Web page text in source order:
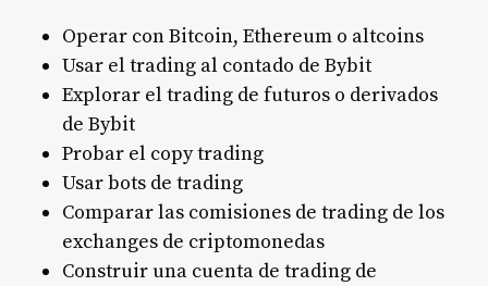
Operar con Bitcoin, Ethereum o altcoins
Usar el trading al contado de Bybit
Explorar el trading de futuros o derivados
de Bybit
Probar el copy trading
Usar bots de trading
Comparar las comisiones de trading de los
exchanges de criptomonedas
Construir una cuenta de trading de